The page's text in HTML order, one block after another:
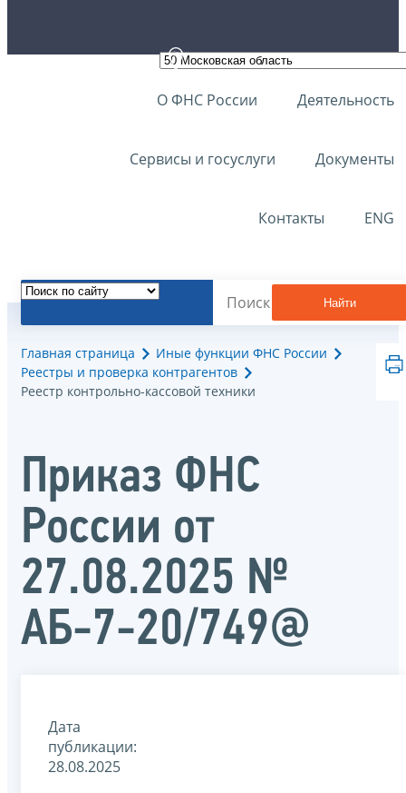
О ФНС России Деятельность
Сервисы и госуслуги Документы
Контакты ENG
Найти
Главная страница
Иные функции ФНС России
Реестры и проверка контрагентов
Реестр контрольно-кассовой техники
Приказ ФНС
России от
27.08.2025 №
АБ-7-20/749@
Дата
публикации:
28.08.2025